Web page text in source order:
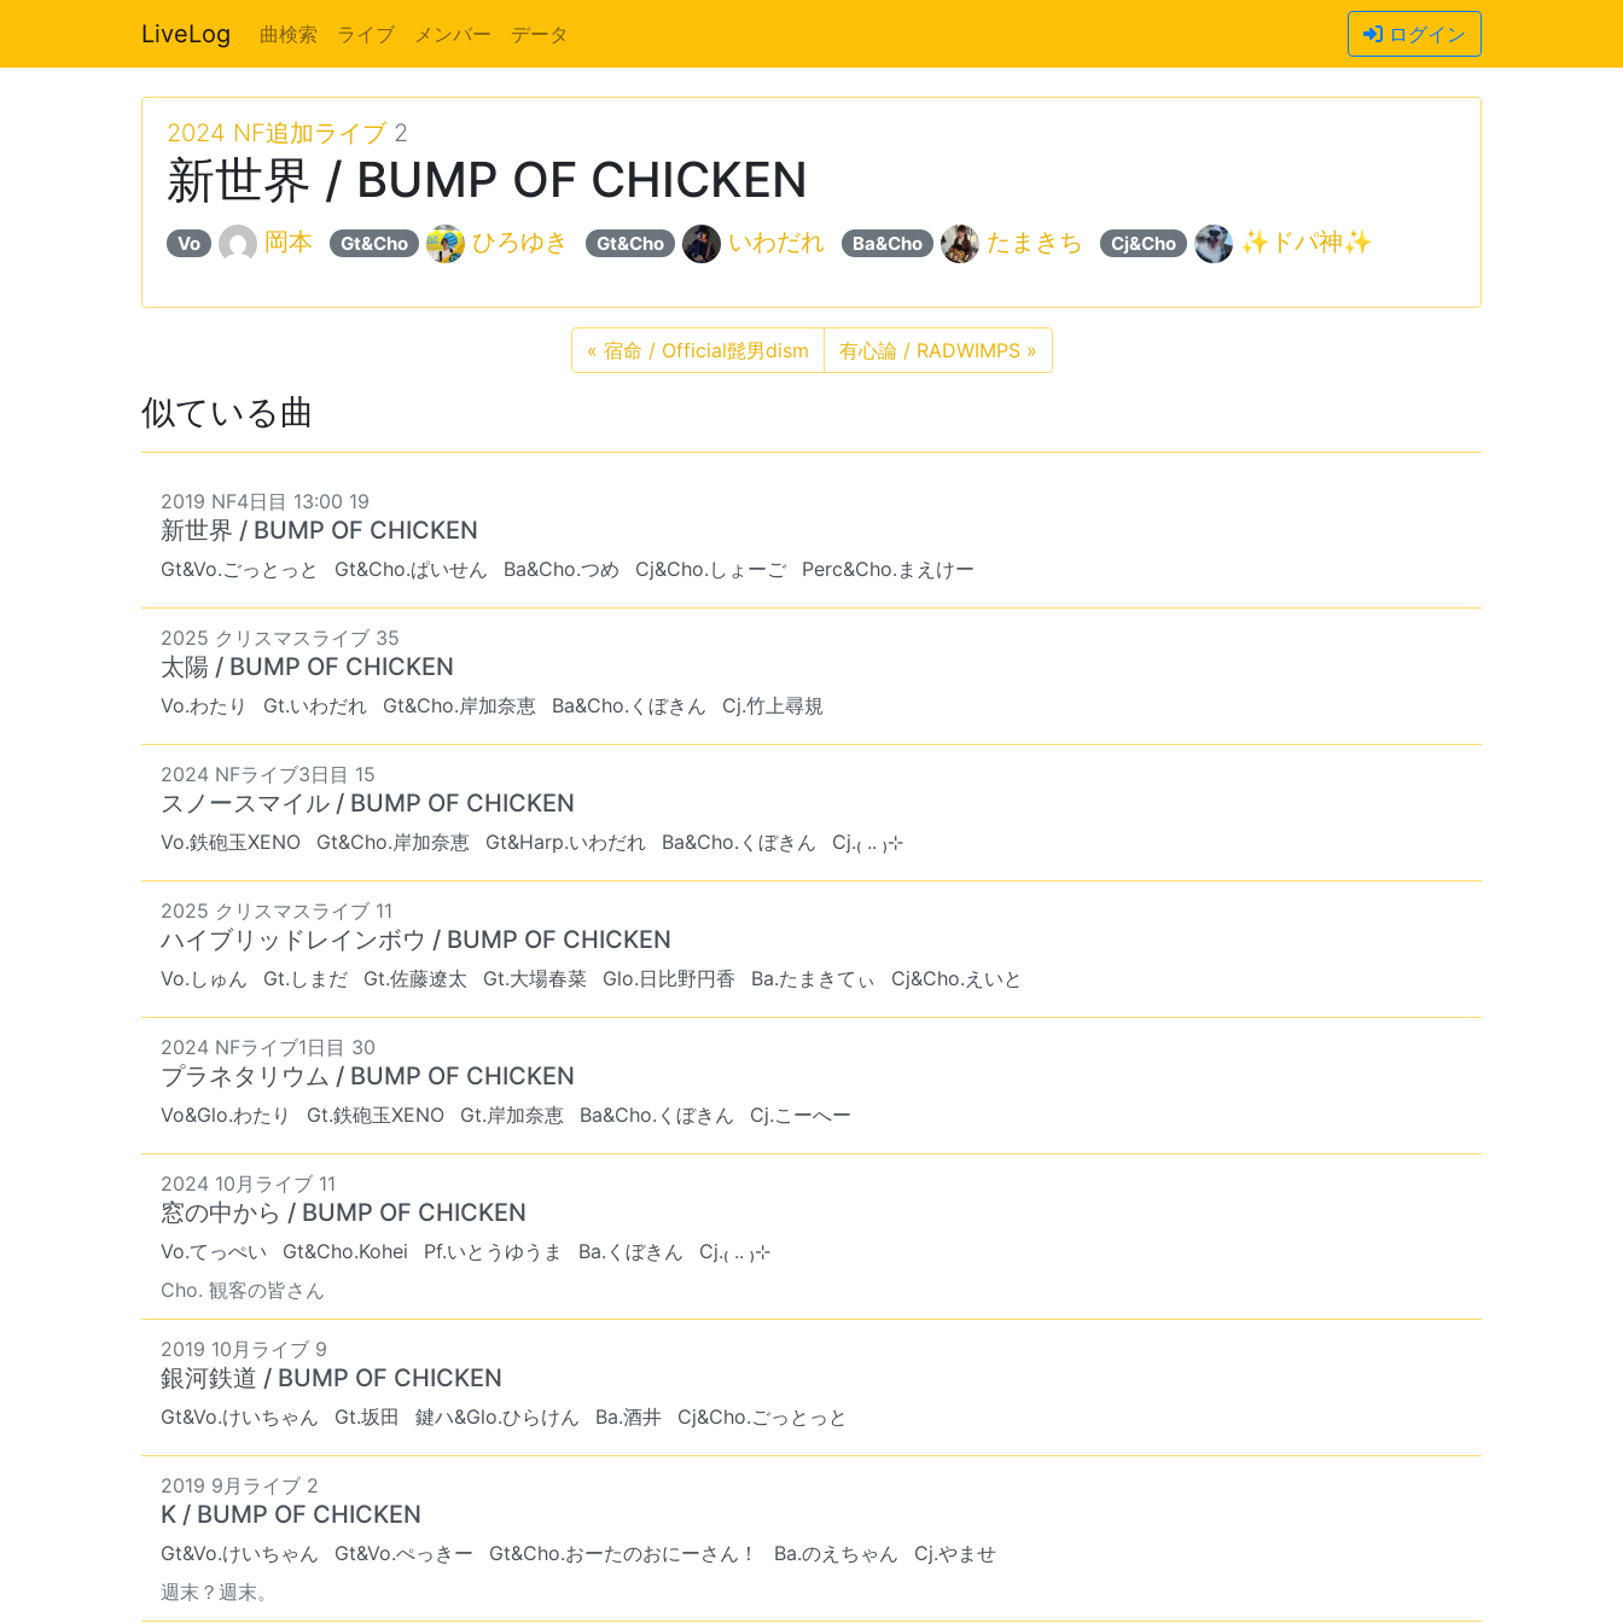
LiveLog 曲検索 ライブ メンバー データ ログイン
2024 NF追加ライブ2
新世界 / BUMP OF CHICKEN
Vo 岡本 Gt&Cho ひろゆき Gt&Cho いわだれ Ba&Cho たまきち Cj&Cho ✨ドパ神✨
« 宿命 / Official髭男dism 有心論 / RADWIMPS »
似ている曲
2019 NF4日目 13:00 19
新世界 / BUMP OF CHICKEN
Gt&Vo.ごっとっと Gt&Cho.ぱいせん Ba&Cho.つめ Cj&Cho.しょーご Perc&Cho.まえけー
2025 クリスマスライブ 35
太陽 / BUMP OF CHICKEN
Vo.わたり Gt.いわだれ Gt&Cho.岸加奈恵 Ba&Cho.くぼきん Cj.竹上尋規
2024 NFライブ3日目 15
スノースマイル / BUMP OF CHICKEN
Vo.鉄砲玉XENO Gt&Cho.岸加奈恵 Gt&Harp.いわだれ Ba&Cho.くぼきん Cj.₍ .. ₎⊹
2025 クリスマスライブ 11
ハイブリッドレインボウ / BUMP OF CHICKEN
Vo.しゅん Gt.しまだ Gt.佐藤遼太 Gt.大場春菜 Glo.日比野円香 Ba.たまきてぃ Cj&Cho.えいと
2024 NFライブ1日目 30
プラネタリウム / BUMP OF CHICKEN
Vo&Glo.わたり Gt.鉄砲玉XENO Gt.岸加奈恵 Ba&Cho.くぼきん Cj.こーへー
2024 10月ライブ 11
窓の中から / BUMP OF CHICKEN
Vo.てっぺい Gt&Cho.Kohei Pf.いとうゆうま Ba.くぼきん
Cj.₍ .. ₎⊹
Cho. 観客の皆さん
2019 10月ライブ 9
銀河鉄道 / BUMP OF CHICKEN
Gt&Vo.けいちゃん Gt.坂田 鍵ハ&Glo.ひらけん Ba.酒井 Cj&Cho.ごっとっと
2019 9月ライブ 2
K / BUMP OF CHICKEN
Gt&Vo.けいちゃん Gt&Vo.ぺっきー Gt&Cho.おーたのおにーさん！ Ba.のえちゃん
Cj.やませ
週末？週末。